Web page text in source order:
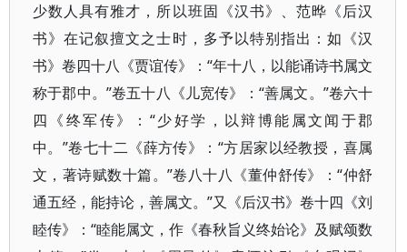
少数人具有雅才，所以班固《汉书》、范晔《后汉
书》在记叙擅文之士时，多予以特别指出：如《汉
书》卷四十八《贾谊传》：“年十八，以能诵诗书属文
称于郡中。”卷五十八《儿宽传》：“善属文。”卷六十
四《终军传》：“少好学，以辩博能属文闻于郡
中。”卷七十二《薛方传》：“方居家以经教授，喜属
文，著诗赋数十篇。”卷八十八《董仲舒传》：“仲舒
通五经，能持论，善属文。”又《后汉书》卷十四《刘
睦传》：“睦能属文，作《春秋旨义终始论》及赋颂数